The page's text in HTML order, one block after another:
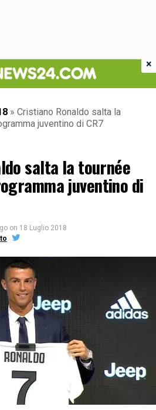
» Cristiano Ronaldo salta la
juventino di CR7
salta la tournée
juventino di
on 18 Luglio 2018
×